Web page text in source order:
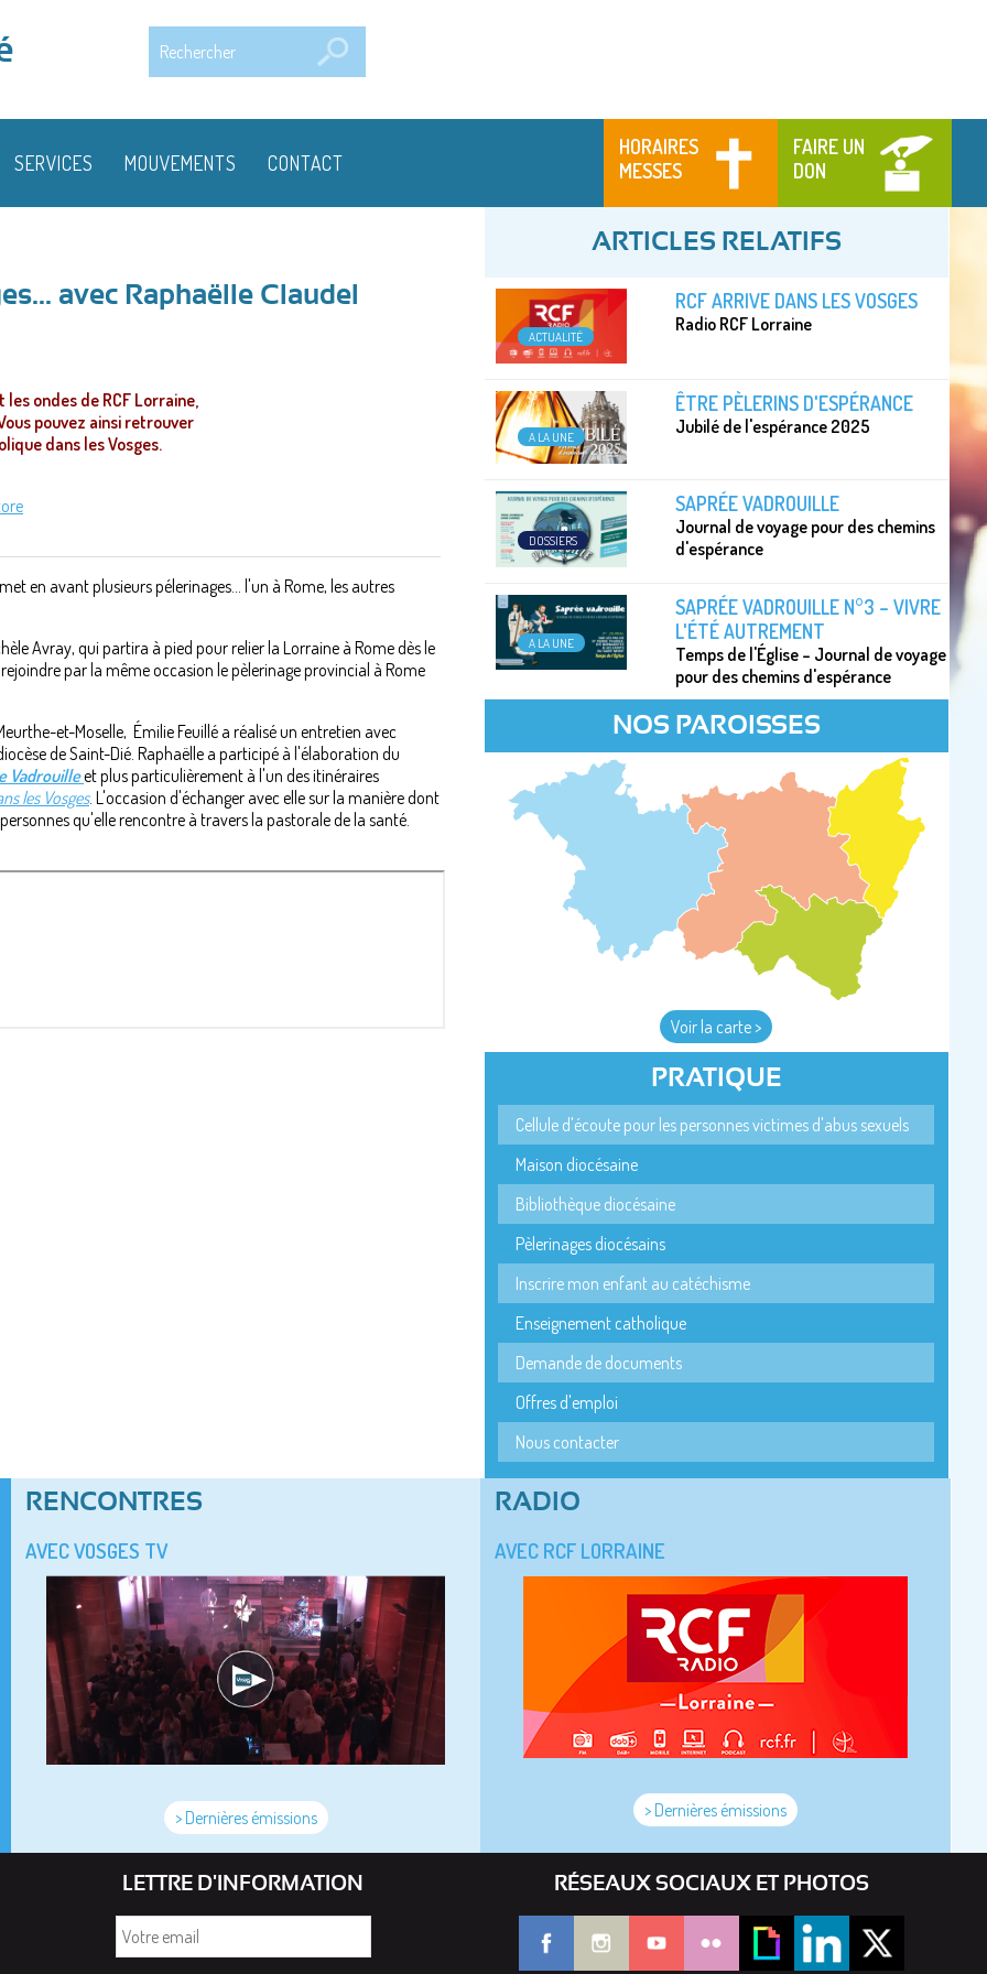
HORAIRES
MESSES
FAIRE UN
DON
SERVICES MOUVEMENTS CONTACT
avec Raphaëlle Claudel
ondes de RCF Lorraine,
pouvez ainsi retrouver
dans les Vosges.
en avant plusieurs pélerinages... l'un à Rome, les autres
Avray, qui partira à pied pour relier la Lorraine à Rome dès le
par la même occasion le pèlerinage provincial à Rome
et-Moselle, Émilie Feuillé a réalisé un entretien avec
de Saint-Dié. Raphaëlle a participé à l'élaboration du
Vadrouilleet plus particulièrement à l'un des itinéraires
les Vosges. L'occasion d'échanger avec elle sur la manière dont
qu'elle rencontre à travers la pastorale de la santé.
ARTICLES RELATIFS
ACTUALITÉ
RCF ARRIVE DANS LES VOSGES
Radio RCF Lorraine
A LA UNE
ÊTRE PÈLERINS D'ESPÉRANCE
Jubilé de l'espérance 2025
DOSSIERS
SAPRÉE VADROUILLE
Journal de voyage pour des chemins
d'espérance
A LA UNE
SAPRÉE VADROUILLE N°3 – VIVRE
L'ÉTÉ AUTREMENT
Temps de l'Église – Journal de voyage
pour des chemins d'espérance
NOS PAROISSES
Voir la carte >
PRATIQUE
Cellule d'écoute pour les personnes victimes d'abus sexuels
Maison diocésaine
Bibliothèque diocésaine
Pèlerinages diocésains
Inscrire mon enfant au catéchisme
Enseignement catholique
Demande de documents
Offres d'emploi
Nous contacter
RENCONTRES
AVEC VOSGES TV
> Dernières émissions
RADIO
AVEC RCF LORRAINE
> Dernières émissions
LETTRE D'INFORMATION RÉSEAUX SOCIAUX ET PHOTOS